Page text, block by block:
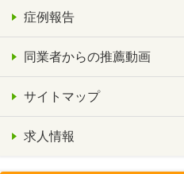
症例報告
同業者からの推薦動画
サイトマップ
求人情報